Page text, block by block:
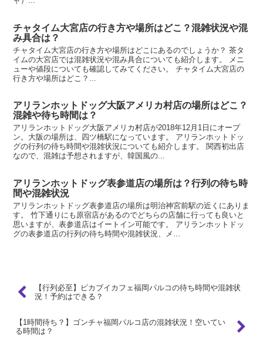
チャタイム大宮店の行き方や場所はどこ？混雑状況や混
み具合は？
チャタイム大宮店の行き方や場所はどこにあるのでしょうか？ 茶タ
イムの大宮店では混雑状況や混み具合についても紹介します。 メニ
ューや値段についても確認してみてください。 チャタイム大宮店の
行き方や場所はどこ？...
アリランホットドッグ大阪アメリカ村店の場所はどこ？
混雑や待ち時間は？
アリランホットドッグ大阪アメリカ村店が2018年12月1日にオープ
ン。大阪の場所は、四ツ橋駅になっています。 アリランホットドッ
グの行列の待ち時間や混雑状況についても紹介します。 関西初出店
なので、混雑は予想されますが、韓国風の...
アリランホットドッグ表参道店の場所は？行列の待ち時
間や混雑状況
アリランホットドッグ表参道店の場所は明治神宮前駅の近くにありま
す。 竹下通りにも原宿店があるのでどちらの店舗に行っても良いと
思いますが、表参道店はイートイン可能です。 アリランホットドッ
グの表参道店の行列の待ち時間や混雑状況、メ...
【行列必至】ピカブイカフェ福岡パルコの待ち時間や混雑状
況！予約はできる？
【1時間待ち？】ゴンチャ福岡パルコ店の混雑状況！空いてい
る時間は？